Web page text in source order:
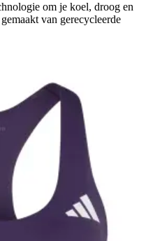
om je koel, droog en
van gerecycleerde